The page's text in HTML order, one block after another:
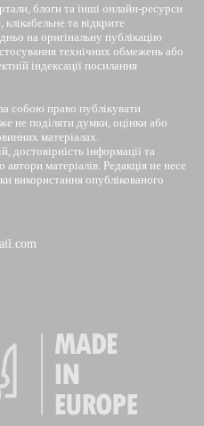
блоги та інші онлайн-ресурси
та відкрите
на оригінальну публікацію
технічних обмежень або
індексації посилання
собою право публікувати
не поділяти думки, оцінки або
матеріалах.
достовірність інформації та
матеріалів. Редакція не несе
використання опублікованого